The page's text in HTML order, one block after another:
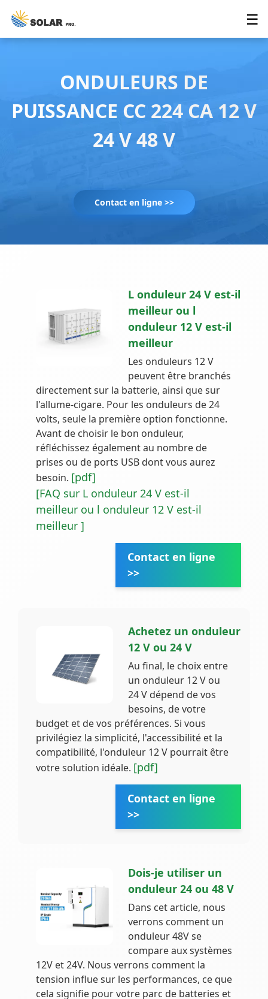
☰
ONDULEURS DE
PUISSANCE CC 224 CA 12 V
24 V 48 V
Contact en ligne >>
L onduleur 24 V est-il
meilleur ou l
onduleur 12 V est-il
meilleur
Les onduleurs 12 V
peuvent être branchés
directement sur la batterie, ainsi que sur
l'allume-cigare. Pour les onduleurs de 24
volts, seule la première option fonctionne.
Avant de choisir le bon onduleur,
réfléchissez également au nombre de
prises ou de ports USB dont vous aurez
besoin. [pdf]
[FAQ sur L onduleur 24 V est-il
meilleur ou l onduleur 12 V est-il
meilleur ]
Contact en ligne
>>
Achetez un onduleur
12 V ou 24 V
Au final, le choix entre
un onduleur 12 V ou
24 V dépend de vos
besoins, de votre
budget et de vos préférences. Si vous
privilégiez la simplicité, l'accessibilité et la
compatibilité, l'onduleur 12 V pourrait être
votre solution idéale. [pdf]
Contact en ligne
>>
Dois-je utiliser un
onduleur 24 ou 48 V
Dans cet article, nous
verrons comment un
onduleur 48V se
compare aux systèmes
12V et 24V. Nous verrons comment la
tension influe sur les performances, ce que
cela signifie pour votre parc de batteries et